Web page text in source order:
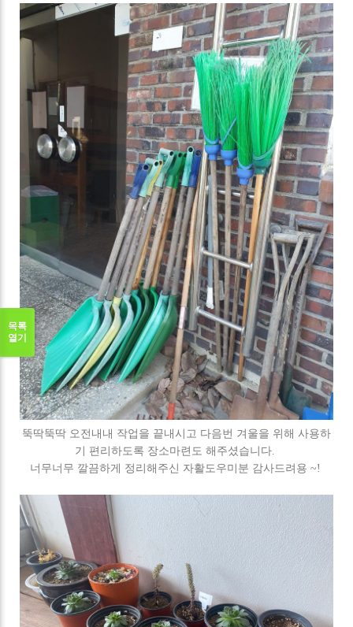
뚝딱뚝딱 오전내내 작업을 끝내시고 다음번 겨울을 위해 사용하
기 편리하도록 장소마련도 해주셨습니다.
너무너무 깔끔하게 정리해주신 자활도우미분 감사드려용 ~!
목록
열기